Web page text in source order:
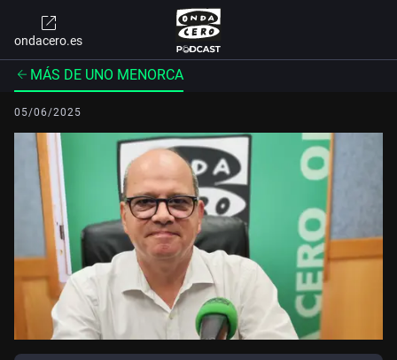
ondacero.es
MÁS DE UNO MENORCA
05/06/2025